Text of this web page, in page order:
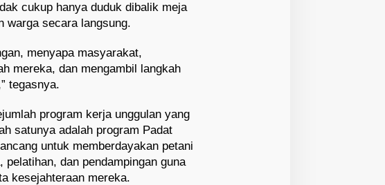
cukup hanya duduk dibalik meja
warga secara langsung.
menyapa masyarakat,
mereka, dan mengambil langkah
tegasnya.
program kerja unggulan yang
satunya adalah program Padat
untuk memberdayakan petani
dan pendampingan guna
kesejahteraan mereka.